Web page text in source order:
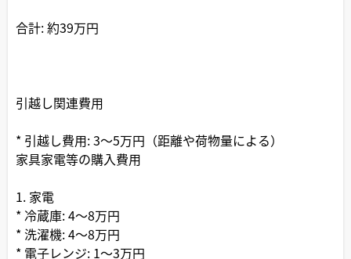
合計: 約39万円
引越し関連費用
* 引越し費用: 3～5万円（距離や荷物量による）
家具家電等の購入費用
1. 家電
* 冷蔵庫: 4～8万円
* 洗濯機: 4～8万円
* 電子レンジ: 1～3万円